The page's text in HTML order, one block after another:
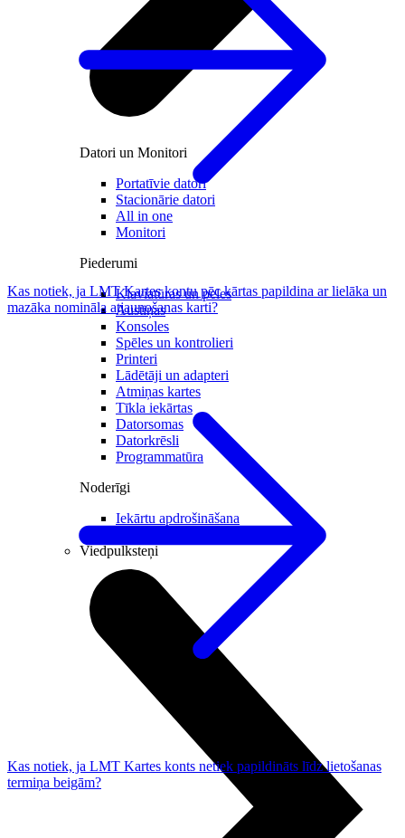
Datori un Monitori
Portatīvie datori
Stacionārie datori
All in one
Monitori
Piederumi
Klaviatūras un peles
Austiņas
Konsoles
Spēles un kontrolieri
Printeri
Lādētāji un adapteri
Atmiņas kartes
Tīkla iekārtas
Datorsomas
Datorkrēsli
Programmatūra
Noderīgi
Iekārtu apdrošināšana
Viedpulksteņi
Kas notiek, ja LMT Kartes kontu pēc kārtas papildina ar lielāka un
mazāka nomināla atjaunošanas karti?
Kas notiek, ja LMT Kartes konts netiek papildināts līdz lietošanas
termiņa beigām?